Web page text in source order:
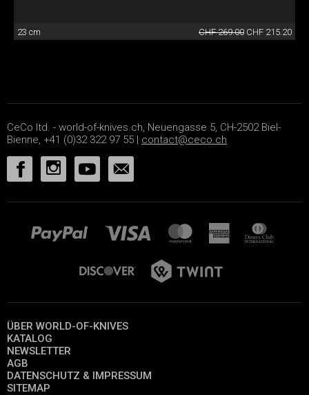
23 cm CHF 269.00 CHF 215.20
CeCo ltd. - world-of-knives.ch, Neuengasse 5, CH-2502 Biel-
Bienne, +41 (0)32 322 97 55 | contact@ceco.ch
ÜBER WORLD-OF-KNIVES
KATALOG
NEWSLETTER
AGB
DATENSCHUTZ & IMPRESSUM
SITEMAP